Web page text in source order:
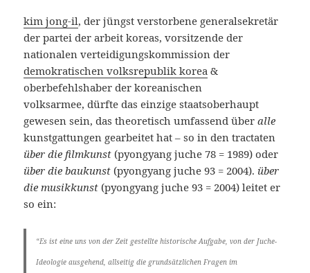
kim jong-il, der jüngst verstorbene generalsekretär
der partei der arbeit koreas, vorsitzende der
nationalen verteidigungskommission der
demokratischen volksrepublik korea &
oberbefehlshaber der koreanischen
volksarmee, dürfte das einzige staatsoberhaupt
gewesen sein, das theoretisch umfassend überalle
kunstgattungen gearbeitet hat – so in den tractaten
über die filmkunst(pyongyang juche 78 = 1989) oder
über die baukunst(pyongyang juche 93 = 2004). über
die musikkunst (pyongyang juche 93 = 2004) leitet er
so ein:
“Es ist eine uns von der Zeit gestellte historische Aufgabe, von der Juche-
Ideologie ausgehend, allseitig die grundsätzlichen Fragen im